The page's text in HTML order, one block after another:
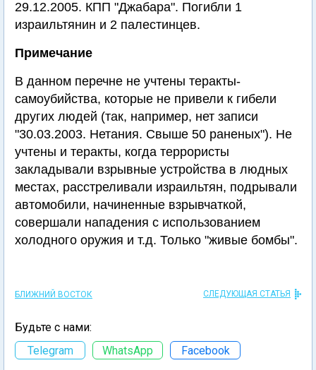
29.12.2005. КПП "Джабара". Погибли 1
израильтянин и 2 палестинцев.
Примечание
В данном перечне не учтены теракты-
самоубийства, которые не привели к гибели
других людей (так, например, нет записи
"30.03.2003. Нетания. Свыше 50 раненых"). Не
учтены и теракты, когда террористы
закладывали взрывные устройства в людных
местах, расстреливали израильтян, подрывали
автомобили, начиненные взрывчаткой,
совершали нападения с использованием
холодного оружия и т.д. Только "живые бомбы".
БЛИЖНИЙ ВОСТОК СЛЕДУЮЩАЯ СТАТЬЯ
Будьте с нами:
Telegram
WhatsApp Facebook